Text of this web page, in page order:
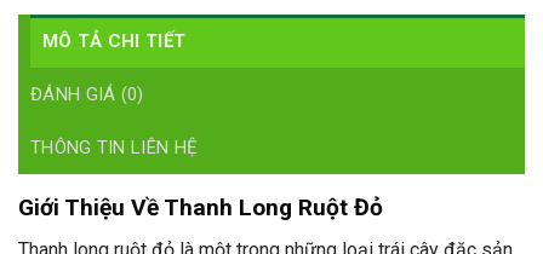
MÔ TẢ CHI TIẾT
ĐÁNH GIÁ (0)
THÔNG TIN LIÊN HỆ
Giới Thiệu Về Thanh Long Ruột Đỏ
Thanh long ruột đỏ là một trong những loại trái cây đặc sản